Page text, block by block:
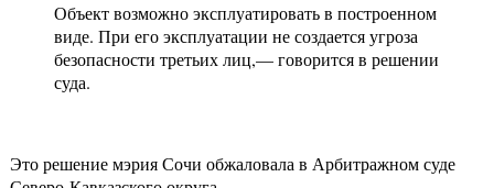
Объект возможно эксплуатировать в построенном
виде. При его эксплуатации не создается угроза
безопасности третьих лиц,— говорится в решении
суда.
Это решение мэрия Сочи обжаловала в Арбитражном суде